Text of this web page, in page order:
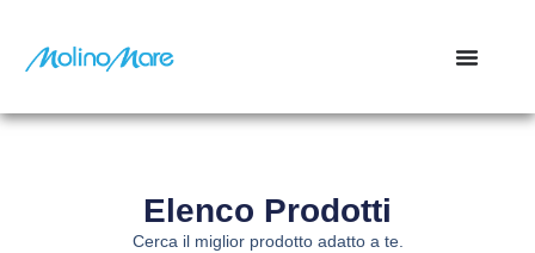
Elenco Prodotti
Cerca il miglior prodotto adatto a te.